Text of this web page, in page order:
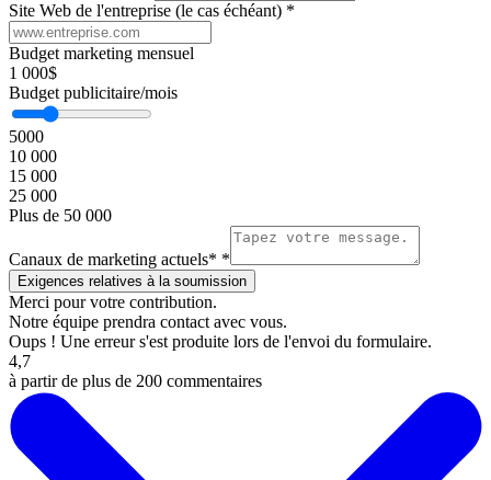
Site Web de l'entreprise (le cas échéant) *
Budget marketing mensuel
1 000$
Budget publicitaire/mois
5000
10 000
15 000
25 000
Plus de 50 000
Canaux de marketing actuels* *
Merci pour votre contribution.
Notre équipe prendra contact avec vous.
Oups ! Une erreur s'est produite lors de l'envoi du formulaire.
4,7
à partir de plus de 200 commentaires